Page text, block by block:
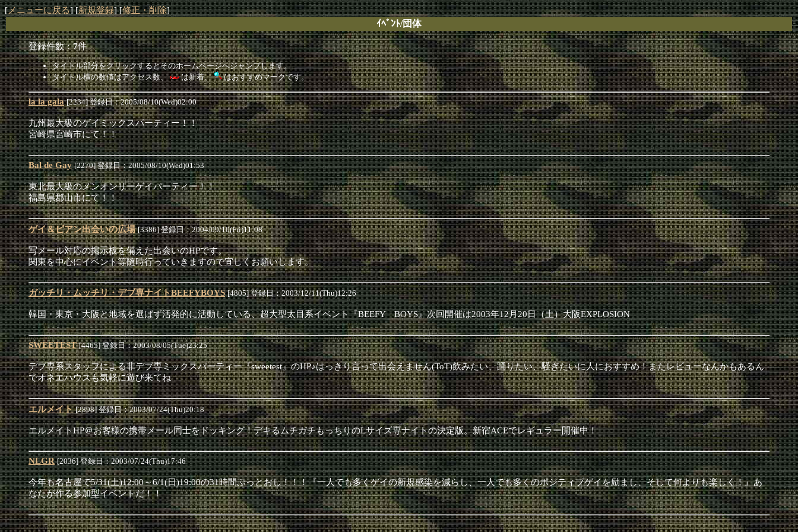
[メニューに戻る] [新規登録] [修正・削除]
ｲﾍﾞﾝﾄ/団体
登録件数：7件
タイトル部分をクリックするとそのホームページへジャンプします。
タイトル横の数値はアクセス数、
は新着、 はおすすめマークです。
la la gala [2234] 登録日：2005/08/10(Wed)02:00
九州最大級のゲイミックスパーティー！！
宮崎県宮崎市にて！！
Bal de Gay [2270] 登録日：2005/08/10(Wed)01:53
東北最大級のメンオンリーゲイパーティー！！
福島県郡山市にて！！
ゲイ＆ビアン出会いの広場 [3386] 登録日：2004/09/10(Fri)11:08
写メール対応の掲示板を備えた出会いのHPです。
関東を中心にイベント等随時行っていきますので宜しくお願いします。
ガッチリ・ムッチリ・デブ専ナイトBEEFYBOYS [4805] 登録日：2003/12/11(Thu)12:26
韓国・東京・大阪と地域を選ばず活発的に活動している、超大型太目系イベント『BEEFY BOYS』次回開催は2003年12月20日（土）大阪EXPLOSION
SWEETEST [4465] 登録日：2003/08/05(Tue)23:25
デブ専系スタッフによる非デブ専ミックスパーティー『sweetest』のHP♪はっきり言って出会えません(ToT)飲みたい、踊りたい、騒ぎたいに人におすすめ！またレビューなんかもあるん
でオネエハウスも気軽に遊び来てね
エルメイト [2898] 登録日：2003/07/24(Thu)20:18
エルメイトHP＠お客様の携帯メール同士をドッキング！デキるムチガチもっちりのLサイズ専ナイトの決定版。新宿ACEでレギュラー開催中！
NLGR [2036] 登録日：2003/07/24(Thu)17:46
今年も名古屋で5/31(土)12:00～6/1(日)19:00の31時間ぶっとおし！！！『一人でも多くゲイの新規感染を減らし、一人でも多くのポジティブゲイを励まし、そして何よりも楽しく！』あ
なたが作る参加型イベントだ！！